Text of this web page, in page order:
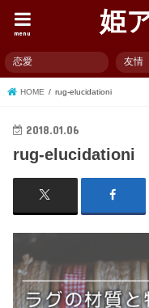
姫
menu
恋愛 友情
HOME rug-elucidationi
2018.01.06
rug-elucidationi